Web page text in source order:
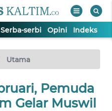
Serba-serbi Opini Indeks
Utama
Pemuda
Gelar Muswil